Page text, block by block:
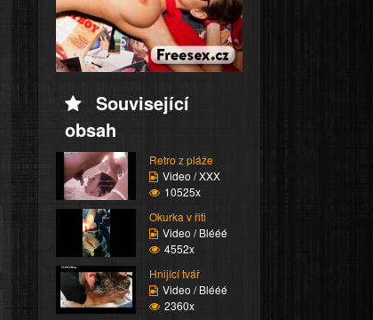
Související
obsah
Retro z pláže
Video / XXX
10525x
Okurka v řiti
Video / Blééé
4552x
Hnijící tvář
Video / Blééé
2360x